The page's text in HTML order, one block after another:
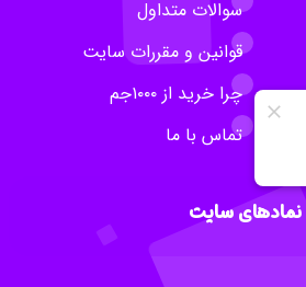
سوالات متداول
قوانین و مقررات سایت
چرا خرید از ۱۰۰۰جم
تماس با ما
نمادهای سایت